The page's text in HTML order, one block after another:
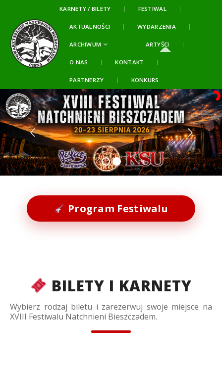
KARNETY / BILETY FESTIWAL
AKTUALNOŚCI WYDARZENIA
ARCHIWUM ARTYŚCI
O NAS KONTAKT
PARTNERZY KONKURS
Program Festiwalu
BILETY I KARNETY
Wybierz rodzaj biletu i zarezerwuj swoje miejsce na
XVIII Festiwalu Natchnieni Bieszczadem.